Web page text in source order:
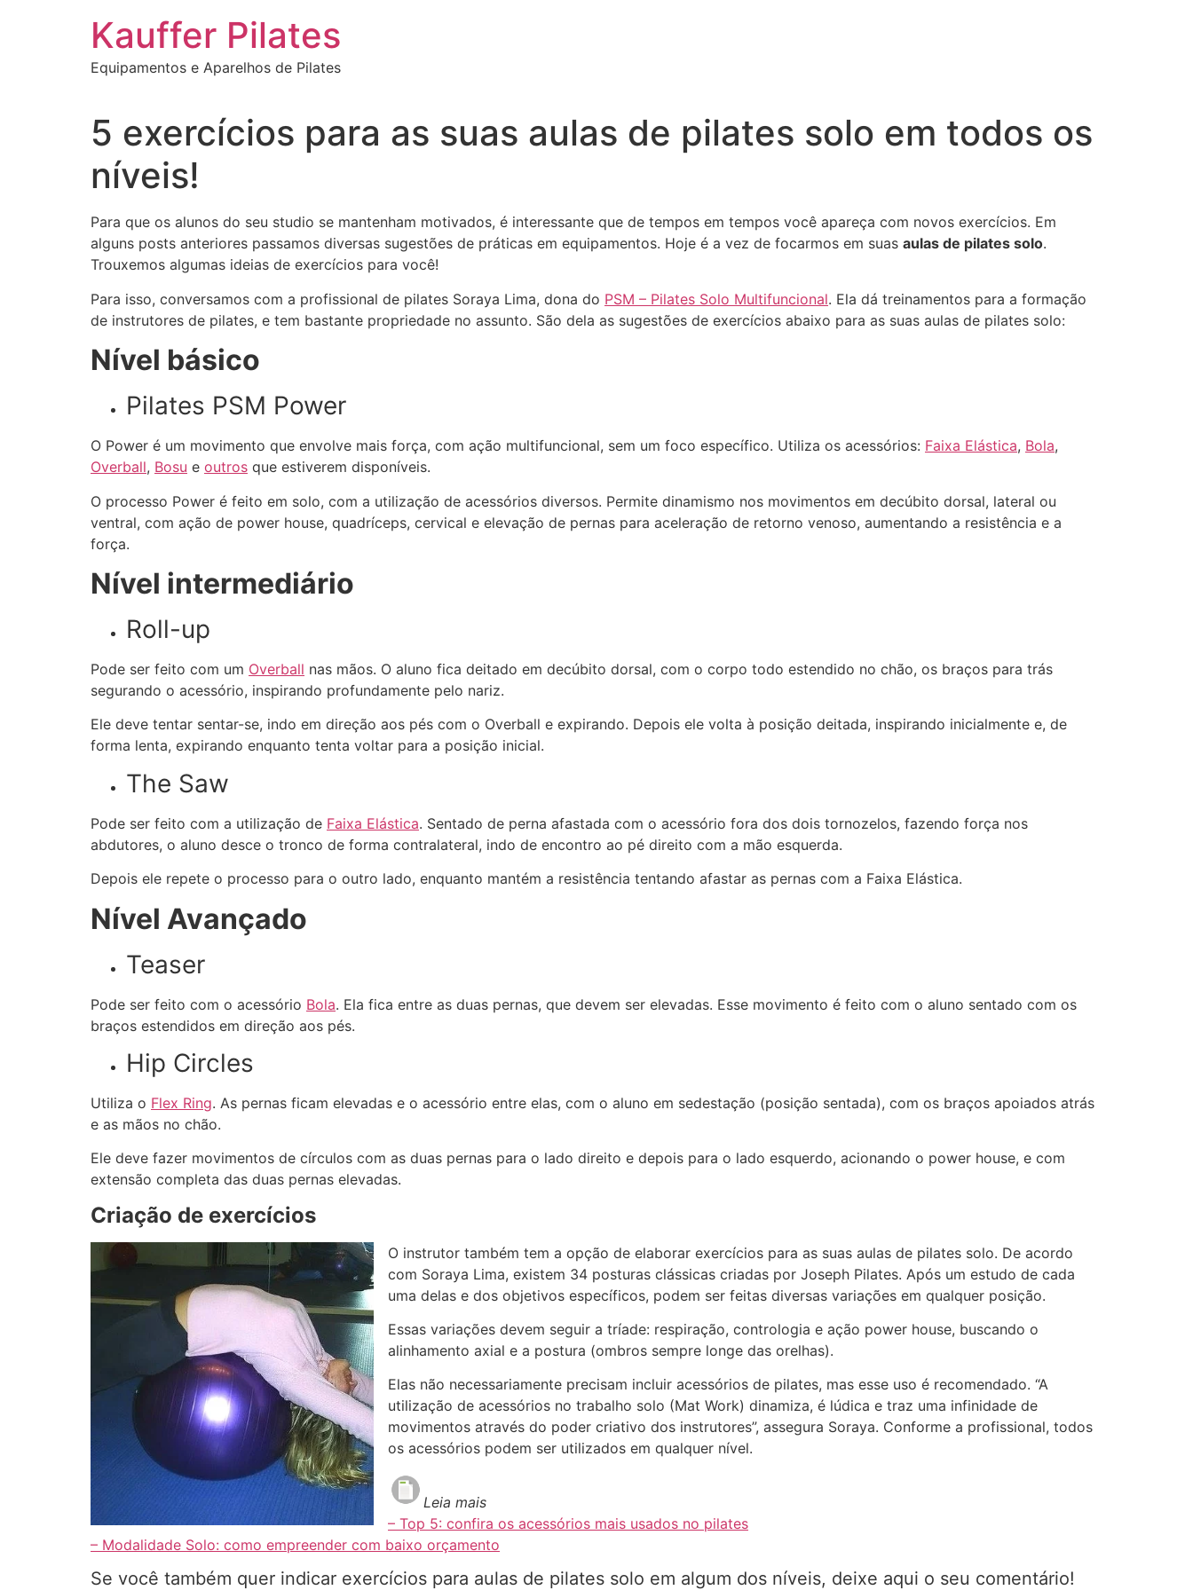
Kauffer Pilates
Equipamentos e Aparelhos de Pilates
5 exercícios para as suas aulas de pilates solo em todos os
níveis!
Para que os alunos do seu studio se mantenham motivados, é interessante que de tempos em tempos você apareça com novos exercícios. Em
alguns posts anteriores passamos diversas sugestões de práticas em equipamentos. Hoje é a vez de focarmos em suas aulas de pilates solo.
Trouxemos algumas ideias de exercícios para você!
Para isso, conversamos com a profissional de pilates Soraya Lima, dona do PSM – Pilates Solo Multifuncional. Ela dá treinamentos para a formação
de instrutores de pilates, e tem bastante propriedade no assunto. São dela as sugestões de exercícios abaixo para as suas aulas de pilates solo:
Nível básico
Pilates PSM Power
O Power é um movimento que envolve mais força, com ação multifuncional, sem um foco específico. Utiliza os acessórios: Faixa Elástica, Bola,
Overball, Bosu e outros que estiverem disponíveis.
O processo Power é feito em solo, com a utilização de acessórios diversos. Permite dinamismo nos movimentos em decúbito dorsal, lateral ou
ventral, com ação de power house, quadríceps, cervical e elevação de pernas para aceleração de retorno venoso, aumentando a resistência e a
força.
Nível intermediário
Roll-up
Pode ser feito com um Overball nas mãos. O aluno fica deitado em decúbito dorsal, com o corpo todo estendido no chão, os braços para trás
segurando o acessório, inspirando profundamente pelo nariz.
Ele deve tentar sentar-se, indo em direção aos pés com o Overball e expirando. Depois ele volta à posição deitada, inspirando inicialmente e, de
forma lenta, expirando enquanto tenta voltar para a posição inicial.
The Saw
Pode ser feito com a utilização de Faixa Elástica. Sentado de perna afastada com o acessório fora dos dois tornozelos, fazendo força nos
abdutores, o aluno desce o tronco de forma contralateral, indo de encontro ao pé direito com a mão esquerda.
Depois ele repete o processo para o outro lado, enquanto mantém a resistência tentando afastar as pernas com a Faixa Elástica.
Nível Avançado
Teaser
Pode ser feito com o acessório Bola. Ela fica entre as duas pernas, que devem ser elevadas. Esse movimento é feito com o aluno sentado com os
braços estendidos em direção aos pés.
Hip Circles
Utiliza o Flex Ring. As pernas ficam elevadas e o acessório entre elas, com o aluno em sedestação (posição sentada), com os braços apoiados atrás
e as mãos no chão.
Ele deve fazer movimentos de círculos com as duas pernas para o lado direito e depois para o lado esquerdo, acionando o power house, e com
extensão completa das duas pernas elevadas.
Criação de exercícios
O instrutor também tem a opção de elaborar exercícios para as suas aulas de pilates solo. De acordo
com Soraya Lima, existem 34 posturas clássicas criadas por Joseph Pilates. Após um estudo de cada
uma delas e dos objetivos específicos, podem ser feitas diversas variações em qualquer posição.
Essas variações devem seguir a tríade: respiração, contrologia e ação power house, buscando o
alinhamento axial e a postura (ombros sempre longe das orelhas).
Elas não necessariamente precisam incluir acessórios de pilates, mas esse uso é recomendado. “A
utilização de acessórios no trabalho solo (Mat Work) dinamiza, é lúdica e traz uma infinidade de
movimentos através do poder criativo dos instrutores”, assegura Soraya. Conforme a profissional, todos
os acessórios podem ser utilizados em qualquer nível.
Leia mais
– Top 5: confira os acessórios mais usados no pilates
– Modalidade Solo: como empreender com baixo orçamento
Se você também quer indicar exercícios para aulas de pilates solo em algum dos níveis, deixe aqui o seu comentário!